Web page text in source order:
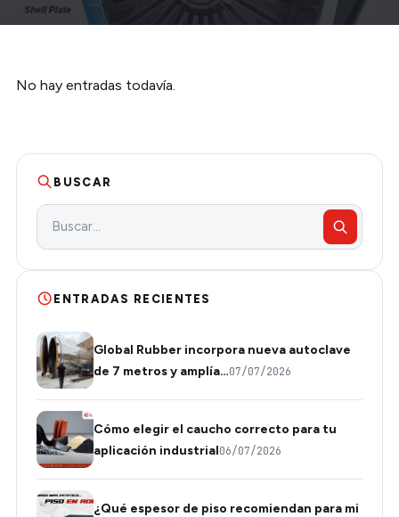
No hay entradas todavía.
BUSCAR
ENTRADAS RECIENTES
Global Rubber incorpora nueva autoclave
de 7 metros y amplía…07/07/2026
Cómo elegir el caucho correcto para tu
aplicación industrial06/07/2026
¿Qué espesor de piso recomiendan para mi